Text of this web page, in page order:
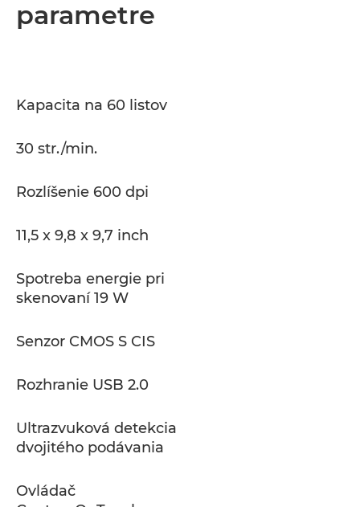
parametre
Kapacita na 60 listov
30 str./min.
Rozlíšenie 600 dpi
11,5 x 9,8 x 9,7 inch
Spotreba energie pri
skenovaní 19 W
Senzor CMOS S CIS
Rozhranie USB 2.0
Ultrazvuková detekcia
dvojitého podávania
Ovládač